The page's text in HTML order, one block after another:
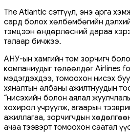
The Atlantic сэтгүүл, энэ арга
сард болох хөлбөмбөгийн
тэмцээн өндөрлөсний дараа
талаар бичжээ.
АНУ-ын хамгийн том зорчигч
компаниудыг төлөөлдөг Airlines
мэдэгдэхдээ, томоохон нисэх
хяналтын албаны ажилтнуудын
“нисэхийн болон аялал
хохирол учруулж, агаарын
ажиллагаа, зорчигчдын
ачаа тээвэрт томоохон саатал